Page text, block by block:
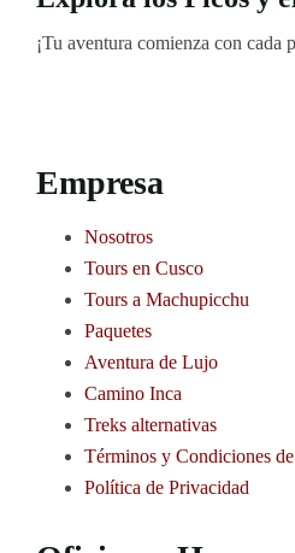
¡Tu aventura comienza con cada
Empresa
Nosotros
Tours en Cusco
Tours a Machupicchu
Paquetes
Aventura de Lujo
Camino Inca
Treks alternativas
Términos y Condiciones
Política de Privacidad